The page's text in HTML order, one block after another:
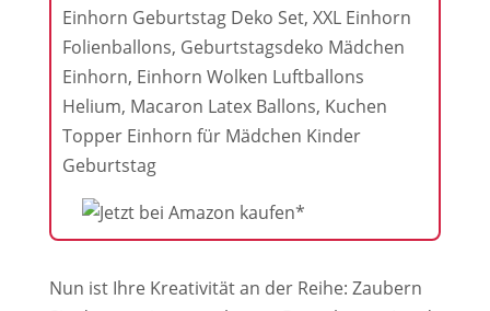
Einhorn Geburtstag Deko Set, XXL Einhorn
Folienballons, Geburtstagsdeko Mädchen
Einhorn, Einhorn Wolken Luftballons
Helium, Macaron Latex Ballons, Kuchen
Topper Einhorn für Mädchen Kinder
Geburtstag
Nun ist Ihre Kreativität an der Reihe: Zaubern